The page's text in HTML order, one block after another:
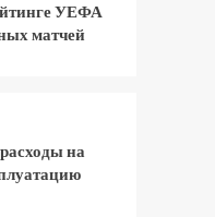
УЕФА
матчей
на